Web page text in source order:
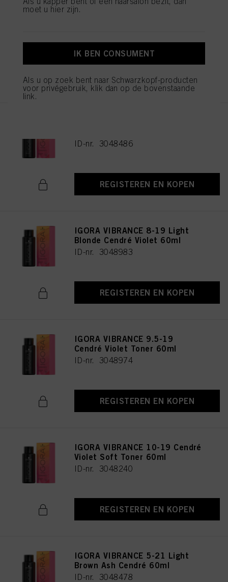
IGORA VIBRANCE 5-16 Light
REGISTEREN EN KOPEN
ID-nr. 3048486
REGISTEREN EN KOPEN
IGORA VIBRANCE 8-19 Light
Blonde Cendré Violet 60ml
ID-nr. 3048983
REGISTEREN EN KOPEN
IGORA VIBRANCE 9.5-19
Cendré Violet Toner 60ml
ID-nr. 3048974
REGISTEREN EN KOPEN
IGORA VIBRANCE 10-19 Cendré
Violet Soft Toner 60ml
ID-nr. 3048240
REGISTEREN EN KOPEN
IGORA VIBRANCE 5-21 Light
Brown Ash Cendré 60ml
ID-nr. 3048478
moet u hier zijn.
IK BEN CONSUMENT
Als u op zoek bent naar Schwarzkopf-producten
voor privégebruik, klik dan op de bovenstaande
link.